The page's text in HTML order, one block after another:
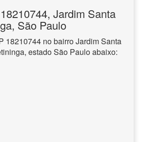
Jardim Santa
São Paulo
18210744 no bairro Jardim Santa
estado São Paulo abaixo: